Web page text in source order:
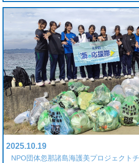
2025.10.19
NPO団体忽那諸島海護美プロジェクト